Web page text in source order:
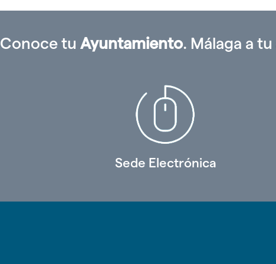
Conoce tu Ayuntamiento. Málaga a tu
Sede Electrónica